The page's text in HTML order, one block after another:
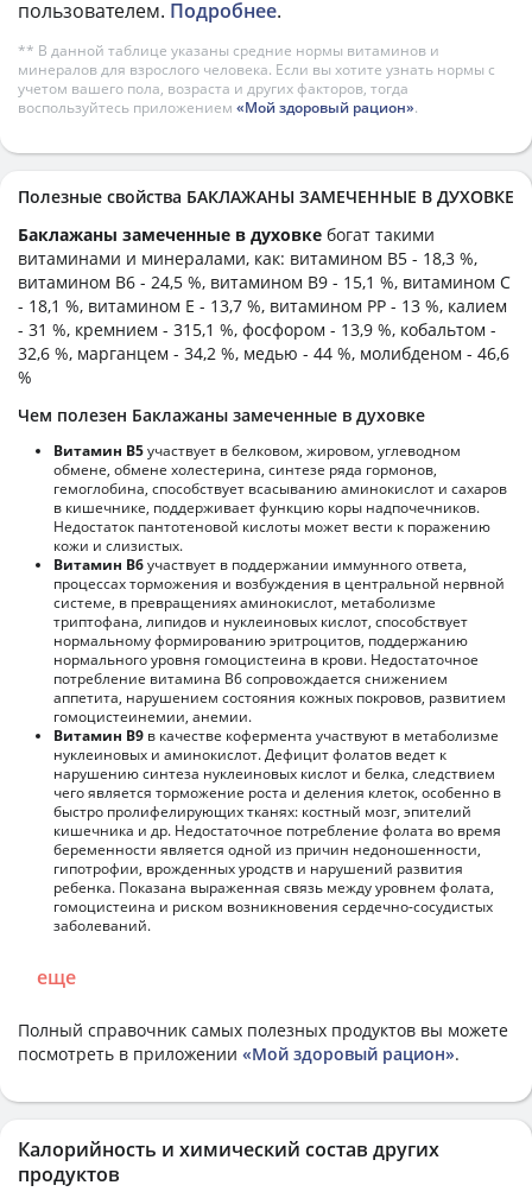
пользователем. Подробнее.
** В данной таблице указаны средние нормы витаминов и
минералов для взрослого человека. Если вы хотите узнать нормы с
учетом вашего пола, возраста и других факторов, тогда
воспользуйтесь приложением «Мой здоровый рацион».
Полезные свойства БАКЛАЖАНЫ ЗАМЕЧЕННЫЕ В ДУХОВКЕ
Баклажаны замеченные в духовке богат такими
витаминами и минералами, как: витамином B5 - 18,3 %,
витамином B6 - 24,5 %, витамином B9 - 15,1 %, витамином C
- 18,1 %, витамином E - 13,7 %, витамином PP - 13 %, калием
- 31 %, кремнием - 315,1 %, фосфором - 13,9 %, кобальтом -
32,6 %, марганцем - 34,2 %, медью - 44 %, молибденом - 46,6
%
Чем полезен Баклажаны замеченные в духовке
Витамин В5участвует в белковом, жировом, углеводном
обмене, обмене холестерина, синтезе ряда гормонов,
гемоглобина, способствует всасыванию аминокислот и сахаров
в кишечнике, поддерживает функцию коры надпочечников.
Недостаток пантотеновой кислоты может вести к поражению
кожи и слизистых.
Витамин В6участвует в поддержании иммунного ответа,
процессах торможения и возбуждения в центральной нервной
системе, в превращениях аминокислот, метаболизме
триптофана, липидов и нуклеиновых кислот, способствует
нормальному формированию эритроцитов, поддержанию
нормального уровня гомоцистеина в крови. Недостаточное
потребление витамина В6 сопровождается снижением
аппетита, нарушением состояния кожных покровов, развитием
гомоцистеинемии, анемии.
Витамин В9 в качестве кофермента участвуют в метаболизме
нуклеиновых и аминокислот. Дефицит фолатов ведет к
нарушению синтеза нуклеиновых кислот и белка, следствием
чего является торможение роста и деления клеток, особенно в
быстро пролифелирующих тканях: костный мозг, эпителий
кишечника и др. Недостаточное потребление фолата во время
беременности является одной из причин недоношенности,
гипотрофии, врожденных уродств и нарушений развития
ребенка. Показана выраженная связь между уровнем фолата,
гомоцистеина и риском возникновения сердечно-сосудистых
заболеваний.
еще
Полный справочник самых полезных продуктов вы можете
посмотреть в приложении «Мой здоровый рацион».
Калорийность и химический состав других
продуктов